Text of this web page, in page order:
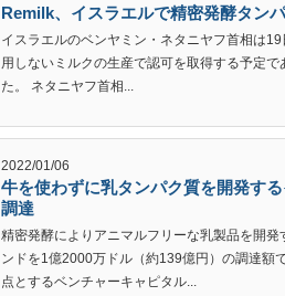
Remilk、イスラエルで精密発酵タン
イスラエルのベンヤミン・ネタニヤフ首相は
用しないミルクの生産で認可を取得する予定
た。 ネタニヤフ首相...
2022/01/06
牛を使わずに乳タンパク質を開発す
調達
精密発酵によりアニマルフリーな乳製品を開
ンドを1億2000万ドル（約139億円）の調達額
点とするベンチャーキャピタル...